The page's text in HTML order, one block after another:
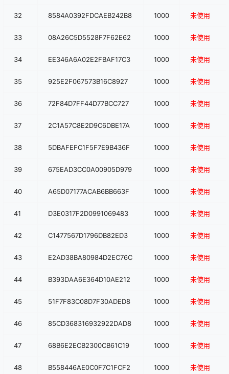
32 8584A0392FDCAEB242B8 1000 未使用
33 08A26C5D5528F7F62E62 1000 未使用
34 EE346A6A02E2FBAF17C3 1000 未使用
35 925E2F067573B16C8927 1000 未使用
36 72F84D7FF44D77BCC727 1000 未使用
37 2C1A57C8E2D9C6DBE17A 1000 未使用
38 5DBAFEFC1F5F7E9B436F 1000 未使用
39 675EAD3CC0A00905D979 1000 未使用
40 A65D07177ACAB6BB663F 1000 未使用
41 D3E0317F2D0991069483 1000 未使用
42 C1477567D1796DB82ED3 1000 未使用
43 E2AD38BA80984D2EC76C 1000 未使用
44 B393DAA6E364D10AE212 1000 未使用
45 51F7F83C08D7F30ADED8 1000 未使用
46 85CD368316932922DAD8 1000 未使用
47 68B6E2ECB2300CB61C19 1000 未使用
48 B558446AE0C0F7C1FCF2 1000 未使用